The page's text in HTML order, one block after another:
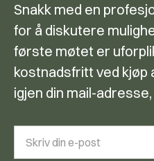
Snakk med en
for å diskutere
første møtet er
kostnadsfritt ved kjøp
igjen din mail-